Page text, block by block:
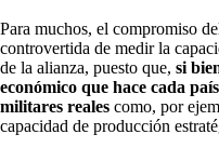
Para muchos, el compromiso
controvertida de medir la
de la alianza, puesto que, si
económico que hace cada
militares reales como, por
capacidad de producción